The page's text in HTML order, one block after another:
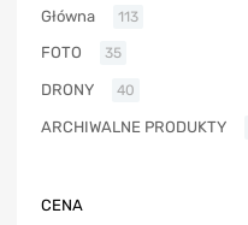
Główna 113
FOTO 35
DRONY 40
ARCHIWALNE PRODUKTY
CENA